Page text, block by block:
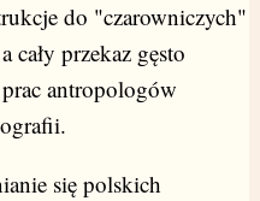
do "czarowniczych"
cały przekaz gęsto
antropologów
się polskich